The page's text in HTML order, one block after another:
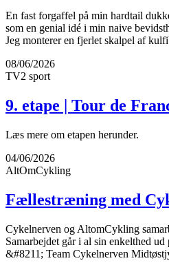
En fast forgaffel på min hardtail
som en genial idé i min naive
Jeg monterer en fjerlet skalpel af
08/06/2026
TV2 sport
9. etape | Tour de
Læs mere om etapen herunder.
04/06/2026
AltOmCykling
Fællestræning med
Cykelnerven og AltomCykling
Samarbejdet går i al sin enkelthed
&#8211; Team Cykelnerven